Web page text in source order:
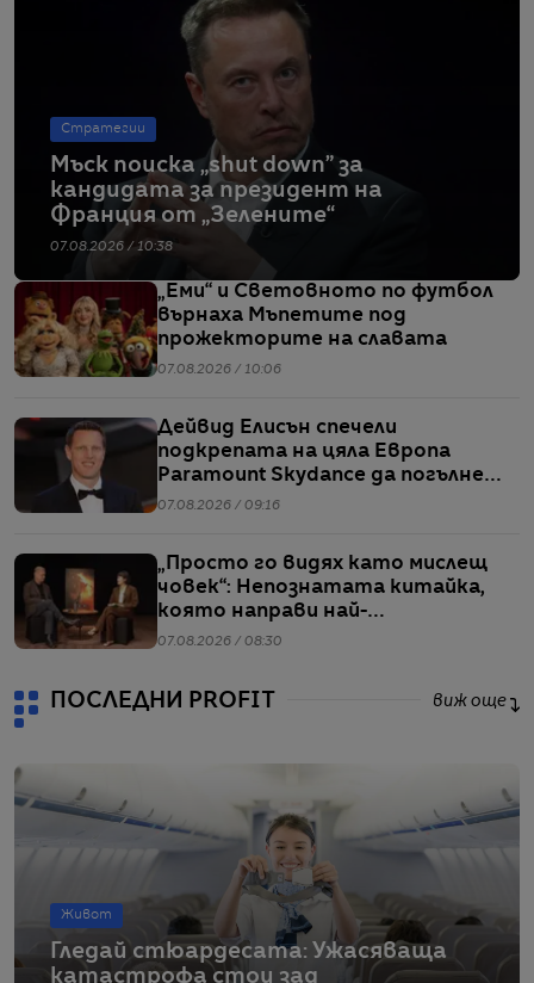
Стратегии
Мъск поиска „shut down” за
кандидата за президент на
Франция от „Зелените“
07.08.2026 / 10:38
„Еми“ и Световното по футбол
върнаха Мъпетите под
прожекторите на славата
07.08.2026 / 10:06
Дейвид Елисън спечели
подкрепата на цяла Европа
Paramount Skydance да погълне
WBD
07.08.2026 / 09:16
„Просто го видях като мислещ
човек“: Непознатата китайка,
която направи най-
коментираното интервю с
07.08.2026 / 08:30
ПОСЛЕДНИ PROFIT виж още
Живот
Гледай стюардесата: Ужасяваща
катастрофа стои зад